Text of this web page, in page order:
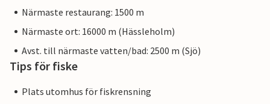
Närmaste restaurang: 1500 m
Närmaste ort: 16000 m (Hässleholm)
Avst. till närmaste vatten/bad: 2500 m (Sjö)
Tips för fiske
Plats utomhus för fiskrensning